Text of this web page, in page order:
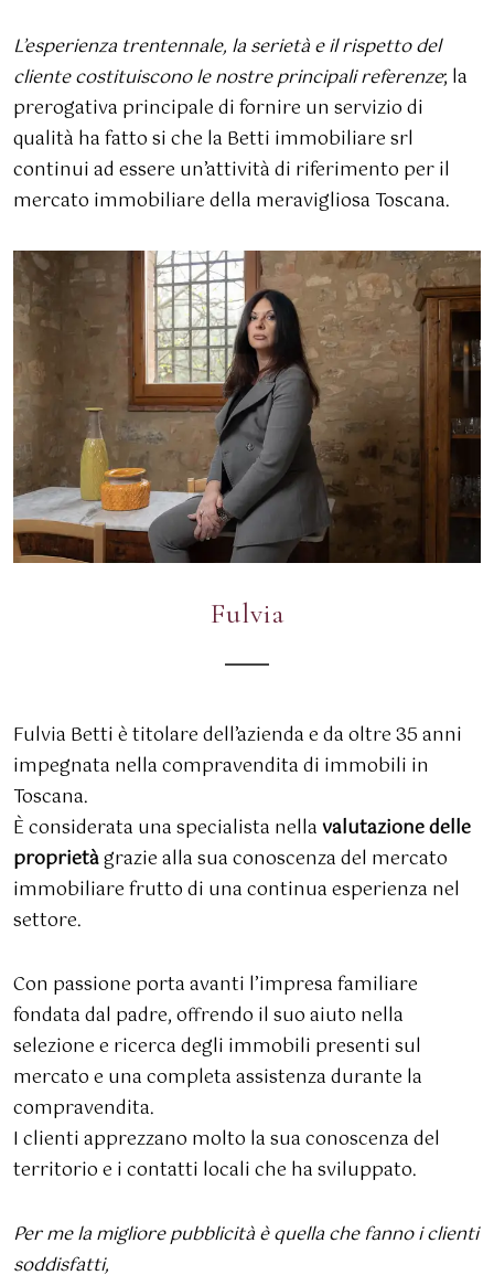
L’esperienza trentennale, la serietà e il rispetto del
cliente costituiscono le nostre principali referenze; la
prerogativa principale di fornire un servizio di
qualità ha fatto si che la Betti immobiliare srl
continui ad essere un’attività di riferimento per il
mercato immobiliare della meravigliosa Toscana.
Fulvia
Fulvia Betti è titolare dell’azienda e da oltre 35 anni
impegnata nella compravendita di immobili in
Toscana.
È considerata una specialista nellavalutazione delle
proprietàgrazie alla sua conoscenza del mercato
immobiliare frutto di una continua esperienza nel
settore.
Con passione porta avanti l’impresa familiare
fondata dal padre, offrendo il suo aiuto nella
selezione e ricerca degli immobili presenti sul
mercato e una completa assistenza durante la
compravendita.
I clienti apprezzano molto la sua conoscenza del
territorio e i contatti locali che ha sviluppato.
Per me la migliore pubblicità è quella che fanno i clienti
soddisfatti,